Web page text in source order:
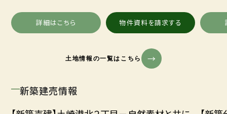
詳細はこちら 物件資料を請求する
土地情報の一覧はこちら
新築建売情報